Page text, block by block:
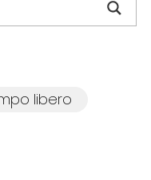
libero